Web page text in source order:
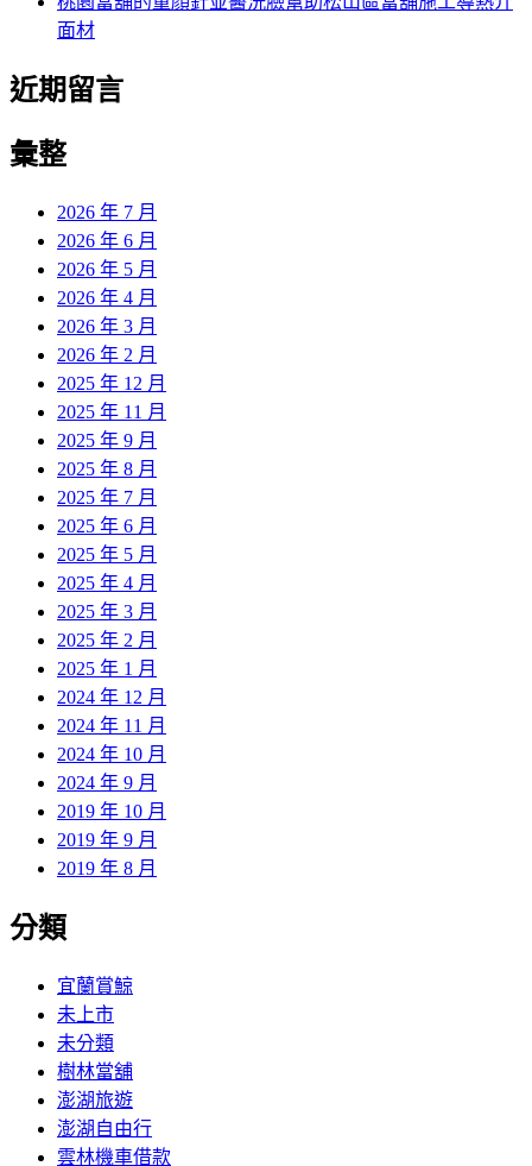
面材
近期留言
彙整
2026 年 7 月
2026 年 6 月
2026 年 5 月
2026 年 4 月
2026 年 3 月
2026 年 2 月
2025 年 12 月
2025 年 11 月
2025 年 9 月
2025 年 8 月
2025 年 7 月
2025 年 6 月
2025 年 5 月
2025 年 4 月
2025 年 3 月
2025 年 2 月
2025 年 1 月
2024 年 12 月
2024 年 11 月
2024 年 10 月
2024 年 9 月
2019 年 10 月
2019 年 9 月
2019 年 8 月
分類
宜蘭賞鯨
未上市
未分類
樹林當舖
澎湖旅遊
澎湖自由行
雲林機車借款